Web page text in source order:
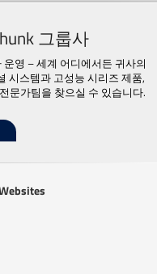
그룹사
영 – 세계 어디에서든 귀사의
시스템과 고성능 시리즈 제품,
문가팀을 찾으실 수 있습니다.